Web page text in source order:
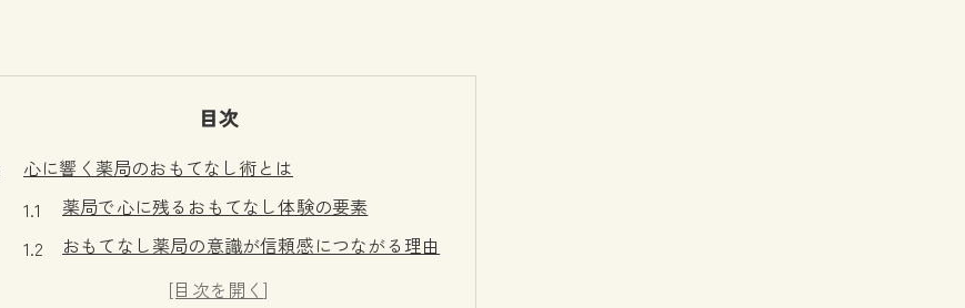
目次
心に響く薬局のおもてなし術とは
薬局で心に残るおもてなし体験の要素
おもてなし薬局の意識が信頼感につながる理由
薬局スタッフの笑顔が患者満足を高める仕組み